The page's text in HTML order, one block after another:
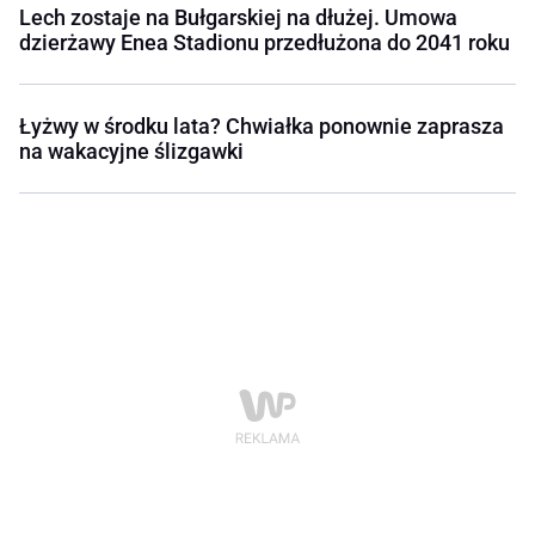
Lech zostaje na Bułgarskiej na dłużej. Umowa
dzierżawy Enea Stadionu przedłużona do 2041 roku
Łyżwy w środku lata? Chwiałka ponownie zaprasza
na wakacyjne ślizgawki